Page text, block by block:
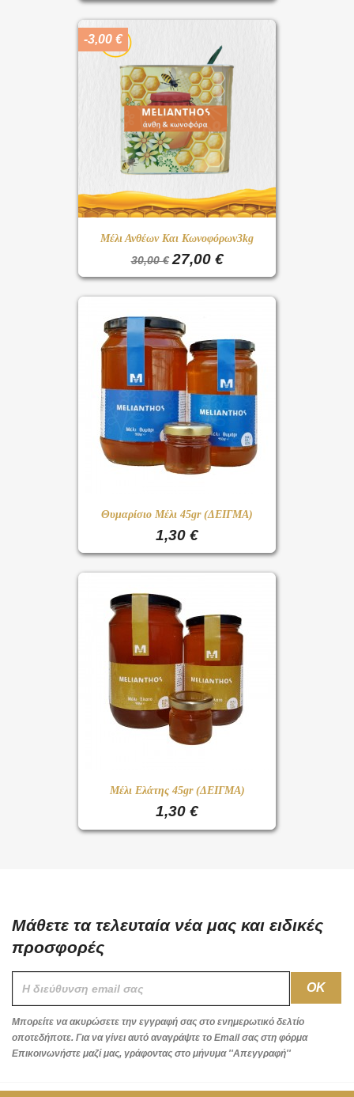
Μέλι Ανθέων Και Κωνοφόρων3kg
30,00 € 27,00 €
-3,00 €
Θυμαρίσιο Μέλι 45gr (ΔΕΙΓΜΑ)
1,30 €
Μέλι Ελάτης 45gr (ΔΕΙΓΜΑ)
1,30 €
Μάθετε τα τελευταία νέα μας και ειδικές
προσφορές
Μπορείτε να ακυρώσετε την εγγραφή σας στο ενημερωτικό δελτίο
οποτεδήποτε. Για να γίνει αυτό αναγράψτε το Email σας στη φόρμα
Επικοινωνήστε μαζί μας, γράφοντας στο μήνυμα ''Απεγγραφή''